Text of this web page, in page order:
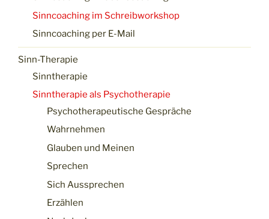
Sinncoaching im Schreibworkshop
Sinncoaching per E-Mail
Sinn-Therapie
Sinntherapie
Sinntherapie als Psychotherapie
Psychotherapeutische Gespräche
Wahrnehmen
Glauben und Meinen
Sprechen
Sich Aussprechen
Erzählen